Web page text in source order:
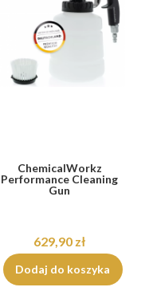
ChemicalWorkz
Performance Cleaning
Gun
629,90 zł
Dodaj do koszyka